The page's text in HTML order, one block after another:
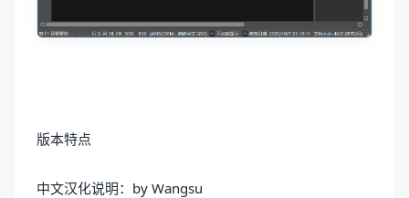
版本特点
中文汉化说明：by Wangsu